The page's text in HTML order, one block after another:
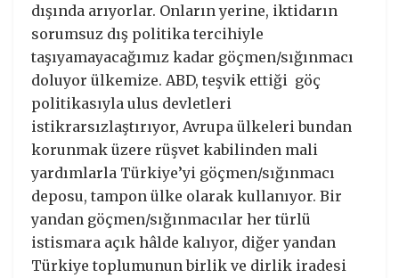
dışında arıyorlar. Onların yerine, iktidarın
sorumsuz dış politika tercihiyle
taşıyamayacağımız kadar göçmen/sığınmacı
doluyor ülkemize. ABD, teşvik ettiği göç
politikasıyla ulus devletleri
istikrarsızlaştırıyor, Avrupa ülkeleri bundan
korunmak üzere rüşvet kabilinden mali
yardımlarla Türkiye’yi göçmen/sığınmacı
deposu, tampon ülke olarak kullanıyor. Bir
yandan göçmen/sığınmacılar her türlü
istismara açık hâlde kalıyor, diğer yandan
Türkiye toplumunun birlik ve dirlik iradesi